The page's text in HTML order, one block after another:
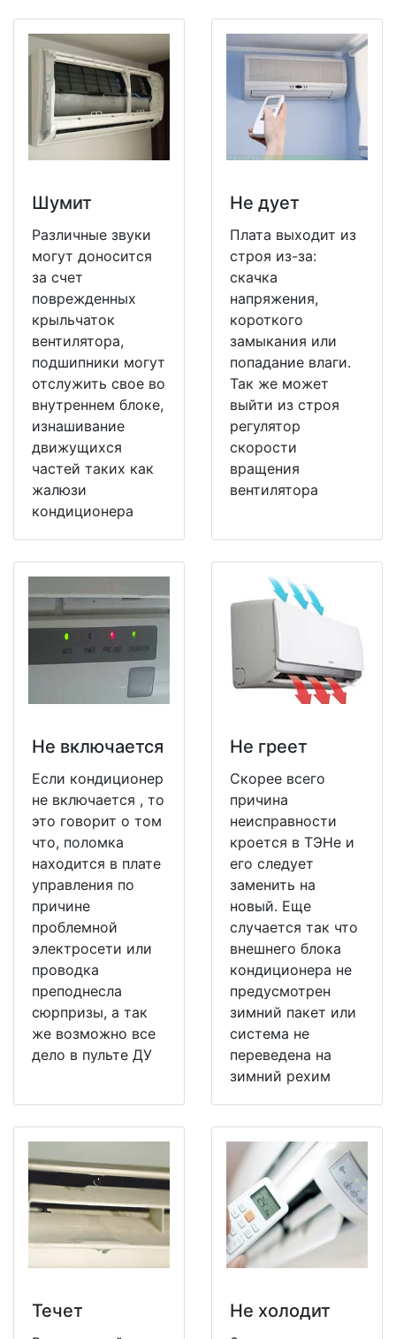
Шумит
Различные звуки
могут доносится
за счет
поврежденных
крыльчаток
вентилятора,
подшипники могут
отслужить свое во
внутреннем блоке,
изнашивание
движущихся
частей таких как
жалюзи
кондиционера
Не дует
Плата выходит из
строя из-за:
скачка
напряжения,
короткого
замыкания или
попадание влаги.
Так же может
выйти из строя
регулятор
скорости
вращения
вентилятора
Не включается
Если кондиционер
не включается , то
это говорит о том
что, поломка
находится в плате
управления по
причине
проблемной
электросети или
проводка
преподнесла
сюрпризы, а так
же возможно все
дело в пульте ДУ
Не греет
Скорее всего
причина
неисправности
кроется в ТЭНе и
его следует
заменить на
новый. Еще
случается так что
внешнего блока
кондиционера не
предусмотрен
зимний пакет или
система не
переведена на
зимний рехим
Течет Не холодит